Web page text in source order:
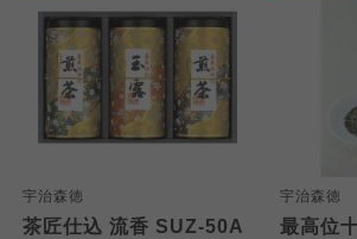
宇治森徳
茶匠仕込 流香 SUZ-50A
宇治森徳
最高位